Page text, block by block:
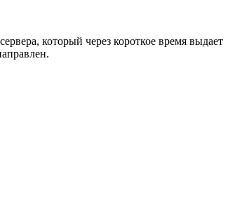
который через короткое время выдает